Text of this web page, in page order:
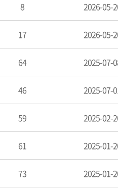
8 2026-05-
17 2026-05-
64 2025-07-
46 2025-07-
59 2025-02-
61 2025-01-
73 2025-01-